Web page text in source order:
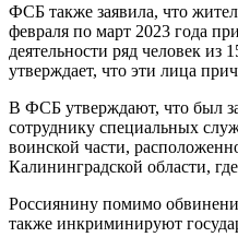
ФСБ также заявила, что
февраля по март 2023 года
деятельности ряд человек из
утверждает, что эти лица
В ФСБ утверждают, что был
сотруднику специальных
воинской части,
Калининградской области,
Россиянину помимо
также инкриминируют